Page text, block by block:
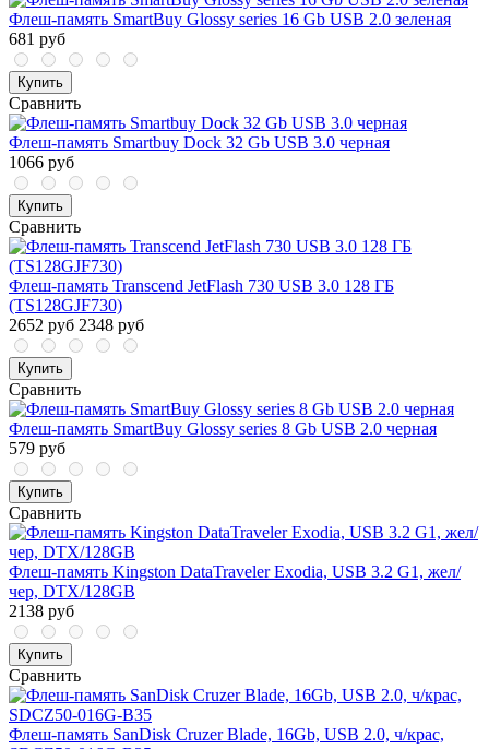
Флеш-память SmartBuy Glossy series 16 Gb USB 2.0 зеленая
681 руб
Купить
Сравнить
Флеш-память Smartbuy Dock 32 Gb USB 3.0 черная
1066 руб
Купить
Сравнить
Флеш-память Transcend JetFlash 730 USB 3.0 128 ГБ
(TS128GJF730)
2652 руб 2348 руб
Купить
Сравнить
Флеш-память SmartBuy Glossy series 8 Gb USB 2.0 черная
579 руб
Купить
Сравнить
Флеш-память Kingston DataTraveler Exodia, USB 3.2 G1, жел/
чер, DTX/128GB
2138 руб
Купить
Сравнить
Флеш-память SanDisk Cruzer Blade, 16Gb, USB 2.0, ч/крас,